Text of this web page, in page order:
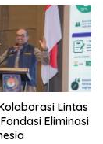
Lintas
Eliminasi